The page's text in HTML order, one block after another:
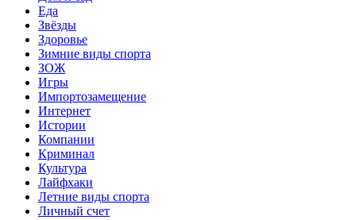
Еда
Звёзды
Здоровье
Зимние виды спорта
ЗОЖ
Игры
Импортозамещение
Интернет
Истории
Компании
Криминал
Культура
Лайфхаки
Летние виды спорта
Личный счет